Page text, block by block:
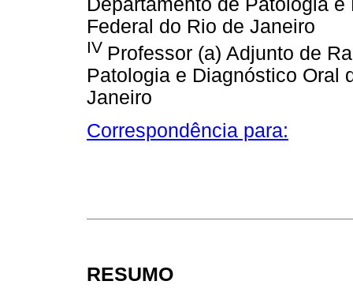
Departamento de Patologia
Federal do Rio de Janeiro
IV Professor (a) Adjunto de
Patologia e Diagnóstico Oral
Janeiro
Correspondência para:
RESUMO